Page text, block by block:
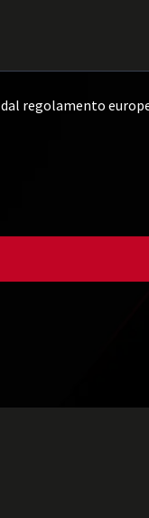
regolamento